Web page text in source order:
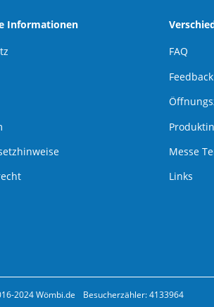
Informationen
FAQ
Messe
Links
2024 Wömbi.de Besucherzähler: 4133964